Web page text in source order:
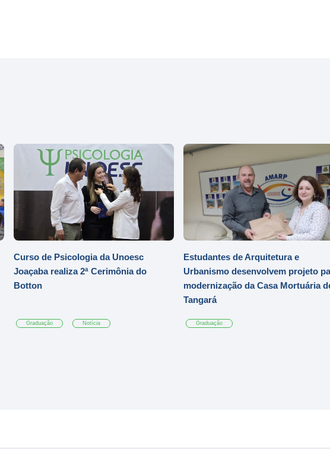
Curso de Psicologia da Unoesc
Joaçaba realiza 2ª Cerimônia do
Botton
Graduação Notícia
Estudantes de Arquitetura e
Urbanismo desenvolvem projeto
modernização da Casa Mortuária
Tangará
Graduação